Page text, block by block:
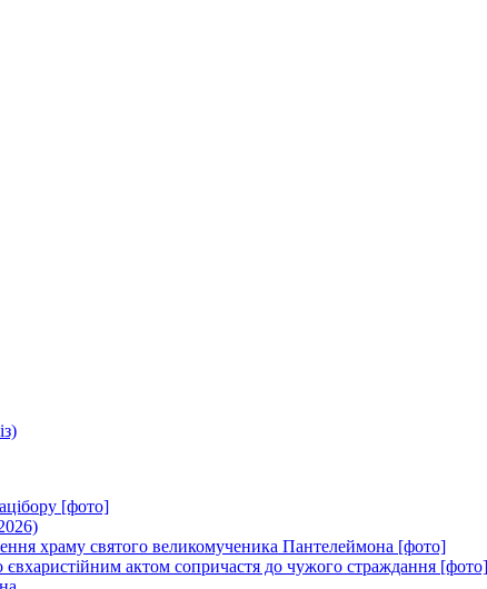
[фото]
храму святого великомученика Пантелеймона [фото]
актом сопричастя до чужого страждання [фото]